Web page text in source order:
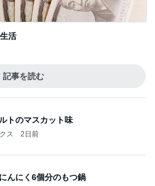
活
記事を読む
トのマスカット味
ス 2日前
んにく6個分のもつ鍋